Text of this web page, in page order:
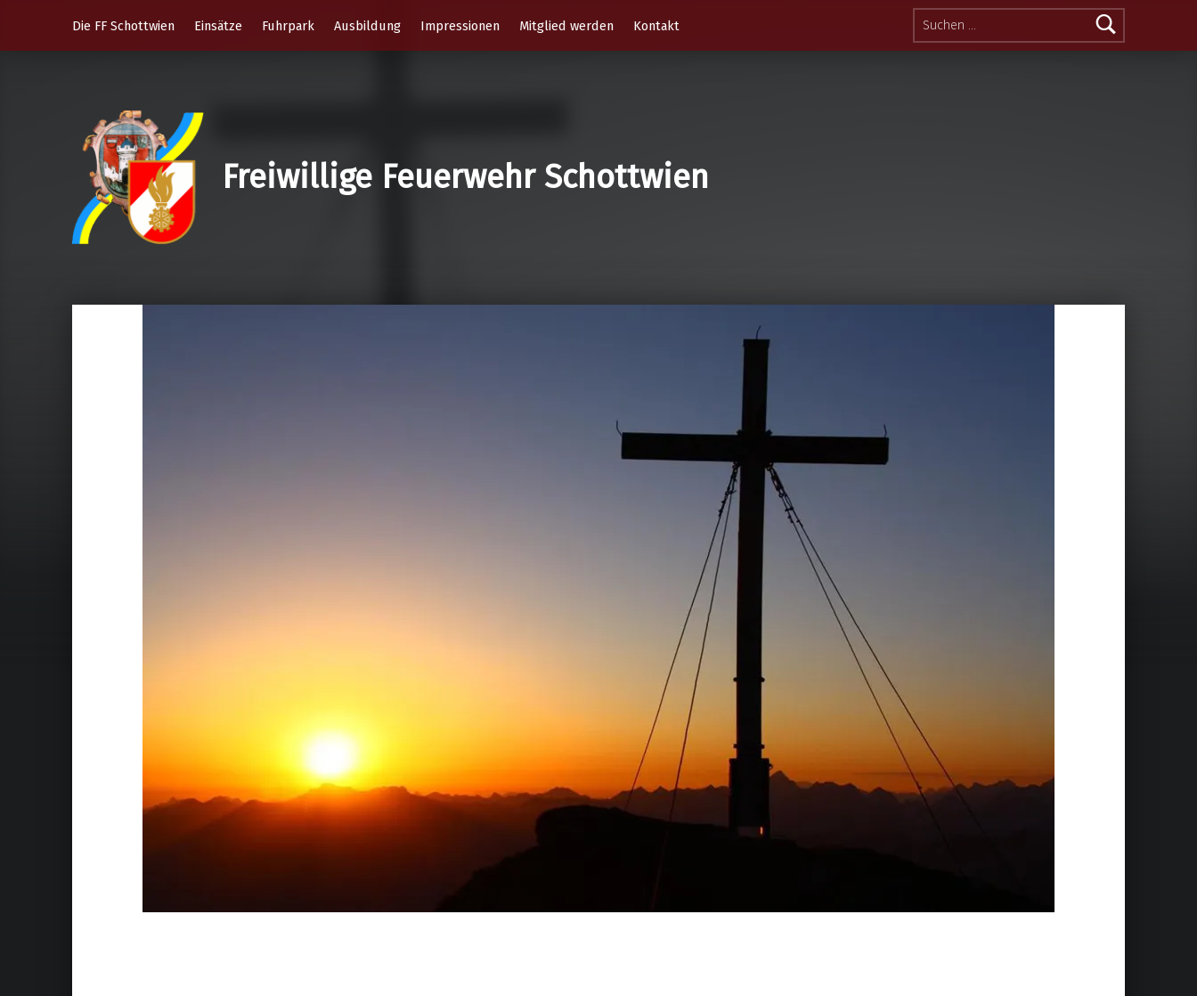
Die FF Schottwien Einsätze Fuhrpark Ausbildung Impressionen Mitglied werden Kontakt
Freiwillige Feuerwehr Schottwien